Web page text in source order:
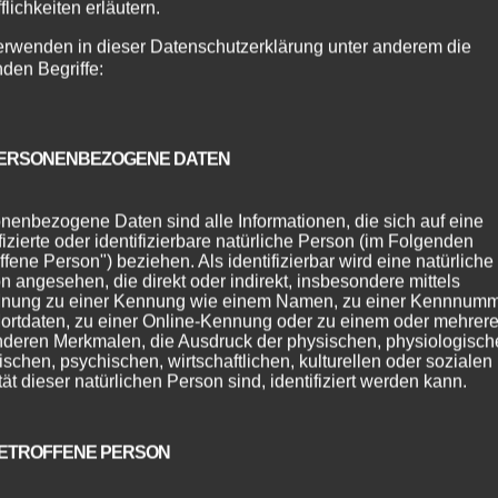
sich in die „Zeit zwischen den Jahren“ … wieder ist ein
Planeten … wieder haben wir versucht für Euch alle
zu...
erläutern.
in dieser Datenschutzerklärung unter anderem die
Begriffe:
DATEN
Daten sind alle Informationen, die sich auf eine
oder identifizierbare natürliche Person (im Folgenden
Person") beziehen. Als identifizierbar wird eine natürliche
angesehen, die direkt oder indirekt, insbesondere mittels
zu einer Kennung wie einem Namen, zu einer
zu einer Online-Kennung oder zu einem oder
Merkmalen, die Ausdruck der physischen,
psychischen, wirtschaftlichen, kulturellen oder sozialen
dieser natürlichen Person sind, identifiziert werden kann.
PERSON